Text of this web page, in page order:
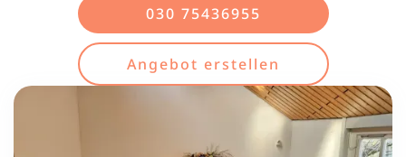
030 75436955
Angebot erstellen